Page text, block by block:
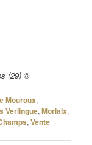
(29) ©
Mouroux,
Verlingue,Morlaix,
,Vente